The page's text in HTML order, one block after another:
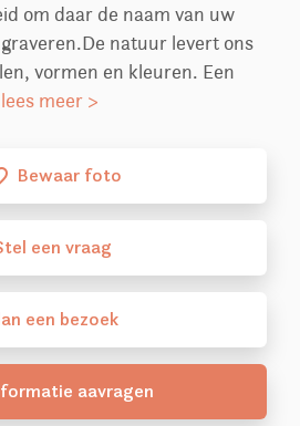
om daar de naam van uw
natuur levert ons
vormen en kleuren. Een
lees meer >
Bewaar foto
een vraag
een bezoek
aavragen